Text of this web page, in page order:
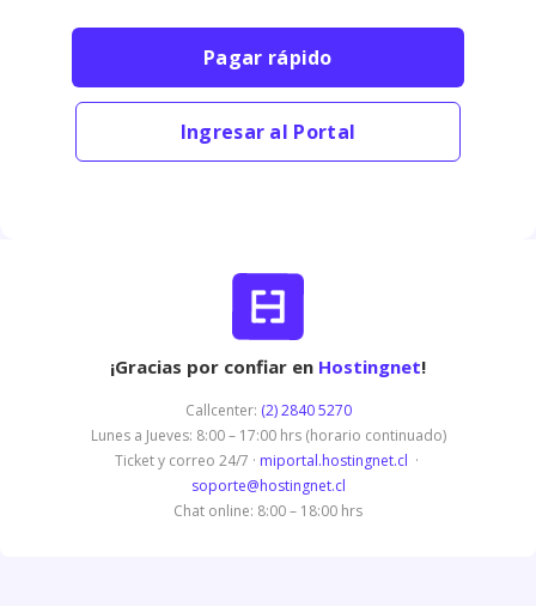
Pagar rápido
Ingresar al Portal
¡Gracias por confiar en Hostingnet!
Callcenter: (2) 2840 5270
Lunes a Jueves: 8:00 – 17:00 hrs (horario continuado)
Ticket y correo 24/7 · miportal.hostingnet.cl ·
soporte@hostingnet.cl
Chat online: 8:00 – 18:00 hrs